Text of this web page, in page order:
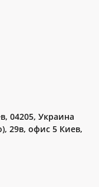
04205, Украина
29в, офис 5 Киев,